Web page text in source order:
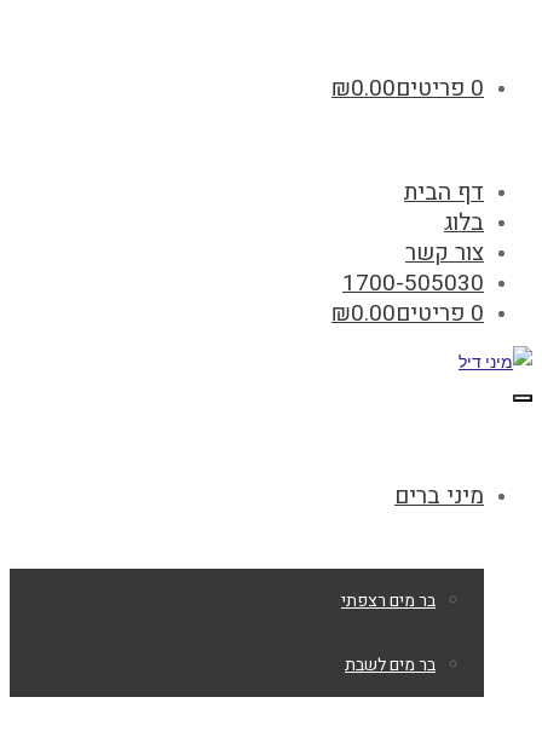
0 פריטים ₪0.00
דף הבית
בלוג
צור קשר
1700-505030
0 פריטים
₪0.00
תפריט
מיני ברים
בר מים רצפתי
בר מים לשבת